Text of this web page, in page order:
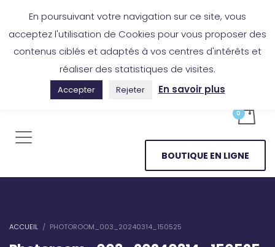
BOUTIQUE EN LIGNE
ACCUEIL PHOTOROOM_003_20240314_150525
En poursuivant votre navigation sur ce site, vous
acceptez l'utilisation de Cookies pour vous proposer des
contenus ciblés et adaptés à vos centres d'intérêts et
réaliser des statistiques de visites.
Accepter Rejeter En savoir plus